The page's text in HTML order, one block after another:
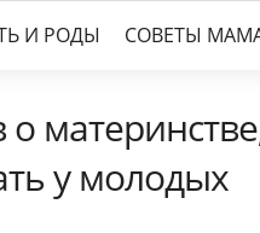
И РОДЫ СОВЕТЫ
о
у молодых